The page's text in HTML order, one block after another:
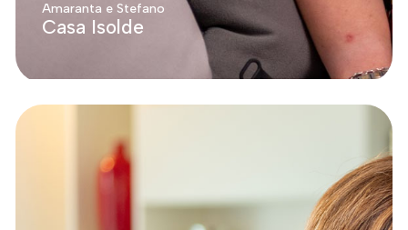
Amaranta e Stefano
Casa Isolde